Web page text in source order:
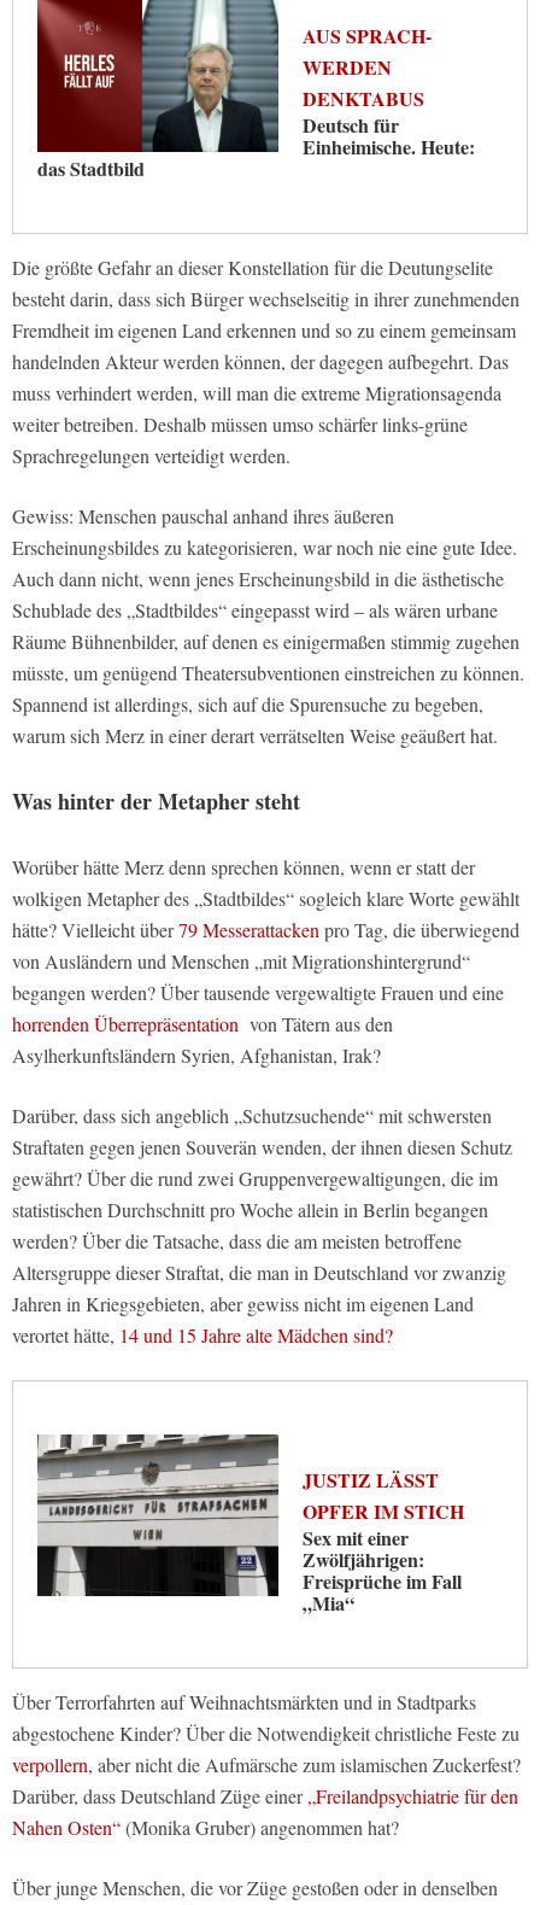
AUS SPRACH-
WERDEN
DENKTABUS
Deutsch für
Einheimische. Heute:
das Stadtbild
Die größte Gefahr an dieser Konstellation für die Deutungselite
besteht darin, dass sich Bürger wechselseitig in ihrer zunehmenden
Fremdheit im eigenen Land erkennen und so zu einem gemeinsam
handelnden Akteur werden können, der dagegen aufbegehrt. Das
muss verhindert werden, will man die extreme Migrationsagenda
weiter betreiben. Deshalb müssen umso schärfer links-grüne
Sprachregelungen verteidigt werden.
Gewiss: Menschen pauschal anhand ihres äußeren
Erscheinungsbildes zu kategorisieren, war noch nie eine gute Idee.
Auch dann nicht, wenn jenes Erscheinungsbild in die ästhetische
Schublade des „Stadtbildes“ eingepasst wird – als wären urbane
Räume Bühnenbilder, auf denen es einigermaßen stimmig zugehen
müsste, um genügend Theatersubventionen einstreichen zu können.
Spannend ist allerdings, sich auf die Spurensuche zu begeben,
warum sich Merz in einer derart verrätselten Weise geäußert hat.
Was hinter der Metapher steht
Worüber hätte Merz denn sprechen können, wenn er statt der
wolkigen Metapher des „Stadtbildes“ sogleich klare Worte gewählt
hätte? Vielleicht über79 Messerattackenpro Tag, die überwiegend
von Ausländern und Menschen „mit Migrationshintergrund“
begangen werden? Über tausende vergewaltigte Frauen und eine
horrenden Überrepräsentation von Tätern aus den
Asylherkunftsländern Syrien, Afghanistan, Irak?
Darüber, dass sich angeblich „Schutzsuchende“ mit schwersten
Straftaten gegen jenen Souverän wenden, der ihnen diesen Schutz
gewährt? Über die rund zwei Gruppenvergewaltigungen, die im
statistischen Durchschnitt pro Woche allein in Berlin begangen
werden? Über die Tatsache, dass die am meisten betroffene
Altersgruppe dieser Straftat, die man in Deutschland vor zwanzig
Jahren in Kriegsgebieten, aber gewiss nicht im eigenen Land
verortet hätte, 14 und 15 Jahre alte Mädchen sind?
JUSTIZ LÄSST
OPFER IM STICH
Sex mit einer
Zwölfjährigen:
Freisprüche im Fall
„Mia“
Über Terrorfahrten auf Weihnachtsmärkten und in Stadtparks
abgestochene Kinder? Über die Notwendigkeit christliche Feste zu
verpollern, aber nicht die Aufmärsche zum islamischen Zuckerfest?
Darüber, dass Deutschland Züge einer„Freilandpsychiatrie für den
Nahen Osten“(Monika Gruber) angenommen hat?
Über junge Menschen, die vor Züge gestoßen oder in denselben